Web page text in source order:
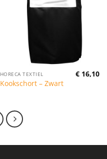
HORECA TEXTIEL
Kookschort – Zwart
€ 16,10